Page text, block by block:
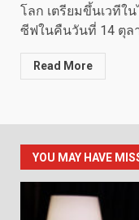
โลก เตรียมขึ้นเวทีใ
ซีฟในคืนวันที่ 14 ตุล
Read More
YOU MAY HAVE